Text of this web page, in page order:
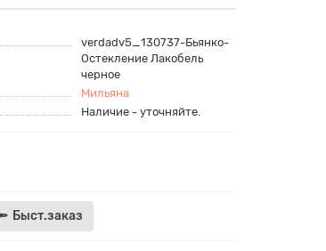
verdadv5_130737-Бьянко-
Остекление Лакобель
черное
Мильяна
Наличие - уточняйте.
Быст.заказ